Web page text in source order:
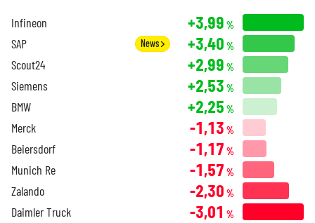
Infineon +3,99 %
SAP News +3,40 %
Scout24 +2,99 %
Siemens +2,53 %
BMW +2,25 %
Merck -1,13 %
Beiersdorf -1,17 %
Munich Re -1,57 %
Zalando -2,30 %
Daimler Truck -3,01 %